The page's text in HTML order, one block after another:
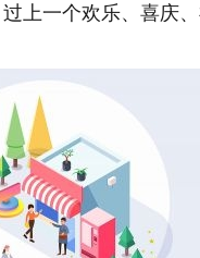
上一个欢乐、喜庆、